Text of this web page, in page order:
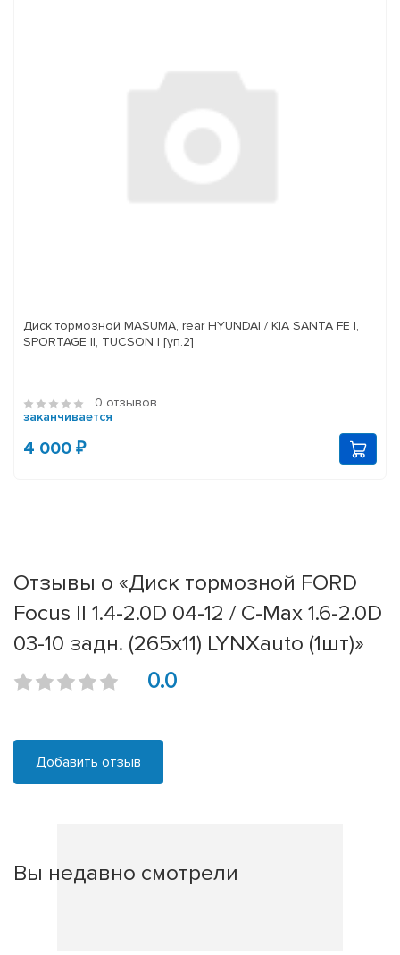
Диск тормозной MASUMA, rear HYUNDAI / KIA SANTA FE I,
SPORTAGE II, TUCSON I [уп.2]
0 отзывов
заканчивается
4 000 ₽
Отзывы о «Диск тормозной FORD
Focus II 1.4-2.0D 04-12 / C-Max 1.6-2.0D
03-10 задн. (265x11) LYNXauto (1шт)»
0.0
Добавить отзыв
Вы недавно смотрели